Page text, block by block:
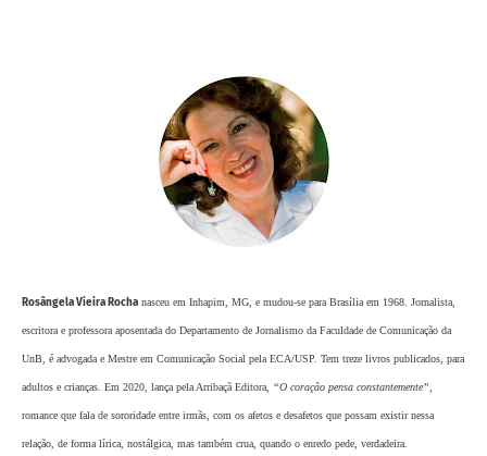
Rosângela Vieira Rocha nasceu em Inhapim, MG, e mudou-se para Brasília em 1968. Jornalista,
escritora e professora aposentada do Departamento de Jornalismo da Faculdade de Comunicação da
UnB, é advogada e Mestre em Comunicação Social pela ECA/USP. Tem treze livros publicados, para
adultos e crianças. Em 2020, lança pela Arribaçã Editora, “O coração pensa constantemente”
romance que fala de sororidade entre irmãs, com os afetos e desafetos que possam existir nessa
relação, de forma lírica, nostálgica, mas também crua, quando o enredo pede, verdadeira.